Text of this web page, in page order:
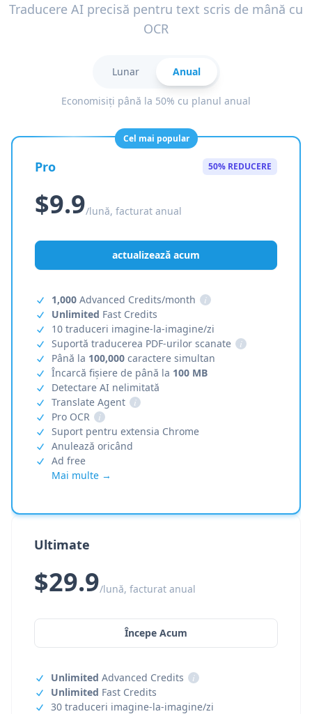
Traducere AI precisă pentru text scris de mână cu
OCR
Lunar Anual
Economisiți până la 50% cu planul anual
Cel mai popular
Pro 50% REDUCERE
$9.9/lună, facturat anual
actualizează acum
1,000 Advanced Credits/month
i
Unlimited Fast Credits
10 traduceri imagine-la-imagine/zi
Suportă traducerea PDF-urilor scanate
i
Până la 100,000 caractere simultan
Încarcă fișiere de până la 100 MB
Detectare AI nelimitată
Translate Agent
i
Pro OCR
i
Suport pentru extensia Chrome
Anulează oricând
Ad free
Mai multe →
Ultimate
$29.9/lună, facturat anual
Începe Acum
Unlimited Advanced Credits
i
Unlimited Fast Credits
30 traduceri imagine-la-imagine/zi